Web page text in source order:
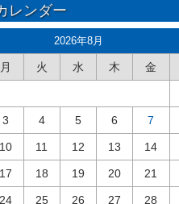
レンダー
2026年8月
月 火 水 木 金
3 4 5 6 7
11 12 13 14
18 19 20 21
25 26 27 28